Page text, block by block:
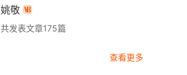
姚敬 
共发表文章175篇
查看更多